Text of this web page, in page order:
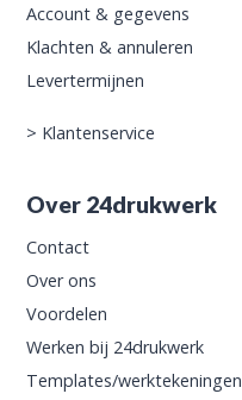
Account & gegevens
Klachten & annuleren
Levertermijnen
> Klantenservice
Over 24drukwerk
Contact
Over ons
Voordelen
Werken bij 24drukwerk
Templates/werktekeningen